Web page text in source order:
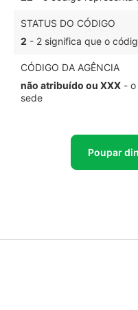
STATUS DO CÓDIGO
2 - 2 significa que o
CÓDIGO DA AGÊNCIA
não atribuído ou XXX -
sede
Poupar